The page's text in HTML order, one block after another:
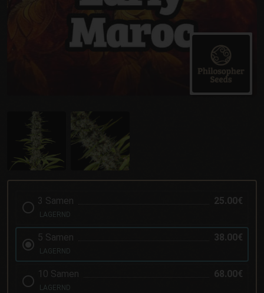
3 Samen 25.00€
LAGERND
5 Samen 38.00€
LAGERND
10 Samen 68.00€
LAGERND